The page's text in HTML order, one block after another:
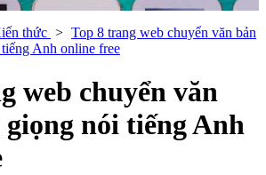
thức
Top 8 trang web chuyển văn bản
Anh online free
web chuyển văn
nói tiếng Anh